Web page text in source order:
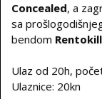
Concealed, a
sa
bendom Rentokill
Ulaz od 20h,
Ulaznice: 20kn